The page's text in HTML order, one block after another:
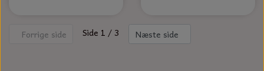
Forrige side Side 1 / 3 Næste side